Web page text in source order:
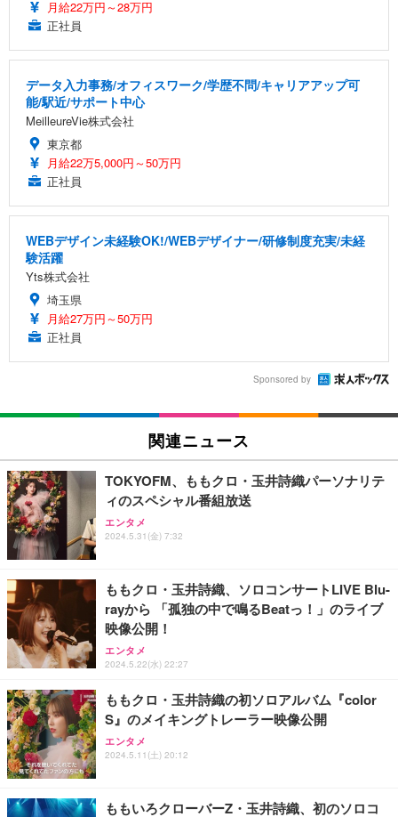
月給22万円～28万円
正社員
データ入力事務/オフィスワーク/学歴不問/キャリアアップ可
能/駅近/サポート中心
MeilleureVie株式会社
東京都
月給22万5,000円～50万円
正社員
WEBデザイン未経験OK!/WEBデザイナー/研修制度充実/未経
験活躍
Yts株式会社
埼玉県
月給27万円～50万円
正社員
Sponsored by
関連ニュース
TOKYOFM、ももクロ・玉井詩織パーソナリテ
ィのスペシャル番組放送
エンタメ
2024.5.31(金) 7:32
ももクロ・玉井詩織、ソロコンサートLIVE Blu-
rayから 「孤独の中で鳴るBeatっ！」のライブ
映像公開！
エンタメ
2024.5.22(水) 22:27
ももクロ・玉井詩織の初ソロアルバム『color
S』のメイキングトレーラー映像公開
エンタメ
2024.5.11(土) 20:12
ももいろクローバーZ・玉井詩織、初のソロコ